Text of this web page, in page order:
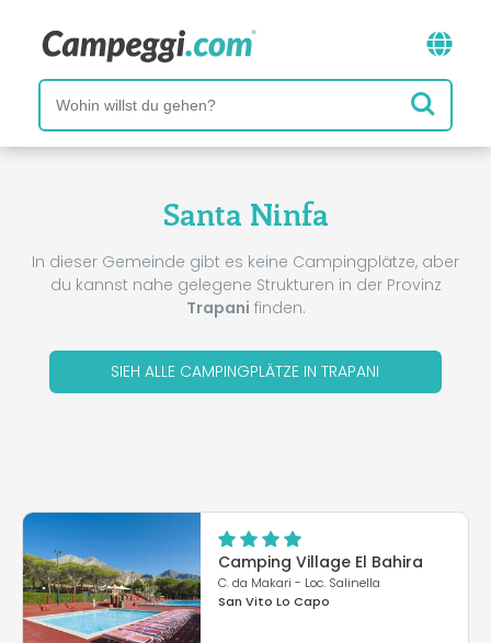
Santa Ninfa
In dieser Gemeinde gibt es keine Campingplätze, aber
du kannst nahe gelegene Strukturen in der Provinz
Trapani finden.
SIEH ALLE CAMPINGPLÄTZE IN TRAPANI
Camping Village El Bahira
C. da Makari - Loc. Salinella
San Vito Lo Capo